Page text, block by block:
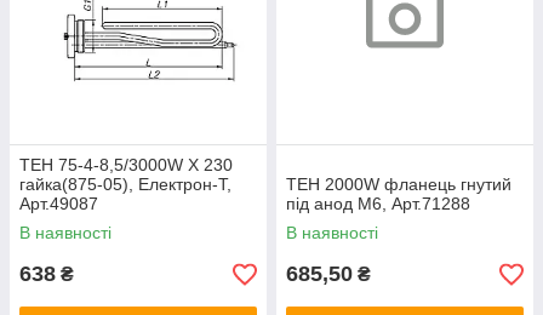
ТЕН 75-4-8,5/3000W Х 230
гайка(875-05), Електрон-Т,
Арт.49087
В наявності
638 ₴
ТЕН 2000W фланець гнутий
під анод М6, Арт.71288
В наявності
685,50 ₴